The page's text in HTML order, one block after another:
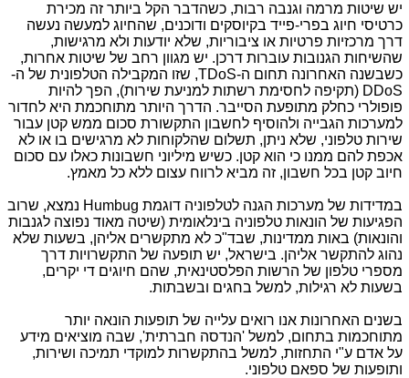
יש שיטות מרמה וגנבה רבות, כשהדבר הקל ביותר זה מכירת
כרטיסי חיוג בפרי-פייד בקיוסקים ודוכנים, שהחיוג למעשה נעשה
דרך מרכזיות פרטיות או ציבוריות, שלא יודעות ולא מרגישות,
שהשיחות הגנובות עוברות דרכן. יש מגוון רחב של שיטות אחרות,
כשבשנה האחרונה תחום ה-TDoS, שזו המקבילה הטלפונית של ה-
DDoS (תקיפה לחסימת רשתות למניעת שירות), הפך להיות
פופולרי כחלק מתופעת הסייבר. הדרך היותר מתוחכמת היא לחדור
למערכות הגבייה ולהוסיף לחשבון התקשורת סכום ממש קטן עבור
שירות טלפוני, שלא ניתן, תשלום שהלקוחות לא מרגישים בו או לא
אכפת להם ממנו כי הוא קטן. כשיש מיליוני חשבונות כאלו עם סכום
חיוב קטן בכל חשבון, זה מביא לרווח עצום ללא כל מאמץ.
במדידות של מערכות הגנה לטלפוניה דוגמת Humbug נמצא, שרוב
הפגיעות של הונאות טלפוניה בינלאומית (שיטה מאוד נפוצה לגנבות
והונאות) באות ממדינות, שבד"כ לא מתקשרים אליהן, בשעות שלא
נהוג להתקשר אליהן. בישראל, יש תופעה של התקשרויות דרך
מספרי טלפון של הרשות הפלסטינאית, שהם חיוגים די יקרים,
בשעות לא רגילות, למשל בחגים ובשבתות.
בשנים האחרונות אנו רואים עלייה של תופעות הונאה יותר
מתוחכמות בתחום, למשל 'הנדסה חברתית', שבה מוציאים מידע
על אדם ע"י התחזות, למשל בהתקשרות למוקדי תמיכה ושירות,
ותופעות של ספאם טלפוני.